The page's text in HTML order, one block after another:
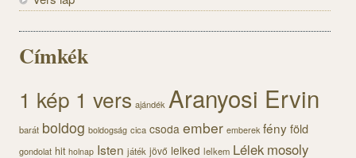
Címkék
1 kép 1 vers ajándék Aranyosi Ervin
barát boldog boldogság cica csoda ember emberek fényföld
gondolat hit holnap Isten játék jövő lelked lelkem Lélek mosoly